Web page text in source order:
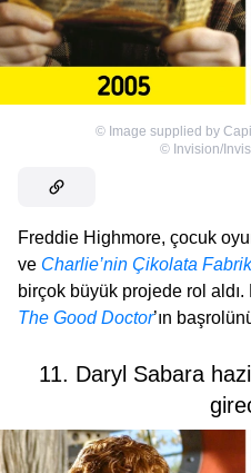
© Image supplied by
© Invision/
Freddie Highmore, çocuk
ve Charlie’nin Çikolata
birçok büyük projede rol aldı.
The Good Doctor’ın
11. Daryl Sabara